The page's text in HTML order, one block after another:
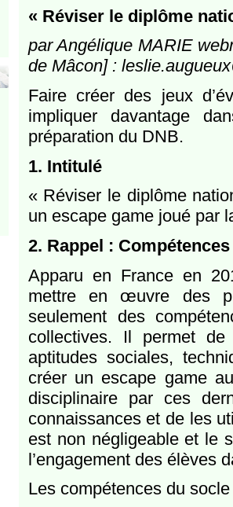
« Réviser le diplôme
par Angélique MARIE
de Mâcon] :
Faire créer des jeux
impliquer davantage
préparation du DNB.
1. Intitulé
« Réviser le diplôme
un escape game joué par
2. Rappel :
Apparu en France en
mettre en œuvre des
seulement des
collectives. Il permet
aptitudes sociales,
créer un escape game
disciplinaire par ces
connaissances et de les
est non négligeable et le
l’engagement des élèves
Les compétences du